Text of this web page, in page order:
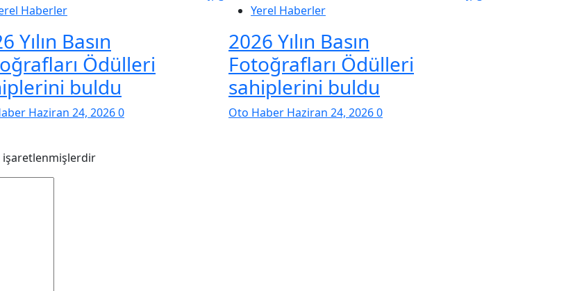
Haberler
Yılın Basın
Ödülleri
buldu
Haziran 24, 20260
Yerel Haberler
2026 Yılın Basın
Fotoğrafları Ödülleri
sahiplerini buldu
Oto Haber Haziran 24, 20260
işaretlenmişlerdir